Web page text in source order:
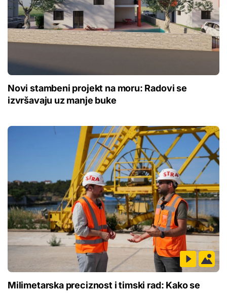
Novi stambeni projekt na moru: Radovi se
izvršavaju uz manje buke
Milimetarska preciznost i timski rad: Kako se